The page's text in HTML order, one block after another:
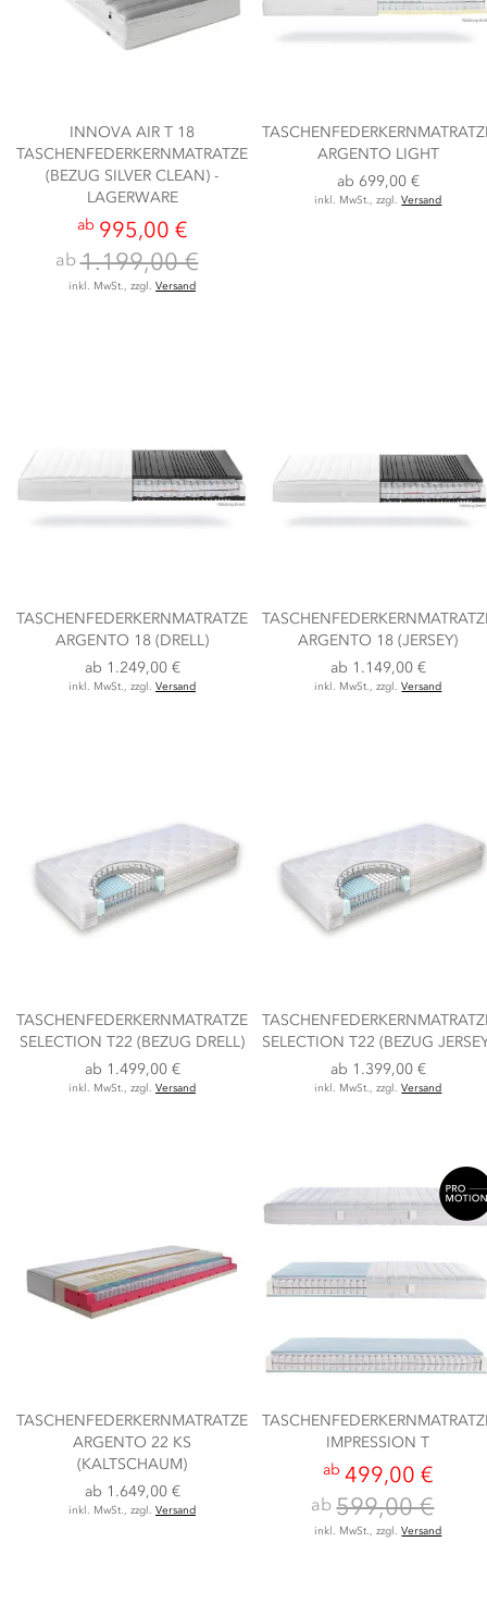
INNOVA AIR T 18
TASCHENFEDERKERNMATRATZE
(BEZUG SILVER CLEAN) -
LAGERWARE
ab 995,00 €
ab1.199,00 €
inkl. MwSt., zzgl. Versand
ARGENTO LIGHT
ab 699,00 €
inkl. MwSt., zzgl.Versand
TASCHENFEDERKERNMATRATZE
ARGENTO 18 (DRELL)
ab 1.249,00 €
inkl. MwSt., zzgl. Versand
ARGENTO 18 (JERSEY)
ab 1.149,00 €
inkl. MwSt., zzgl.Versand
TASCHENFEDERKERNMATRATZE
SELECTION T22 (BEZUG DRELL)
ab 1.499,00 €
inkl. MwSt., zzgl. Versand
SELECTION T22 (BEZUG
ab 1.399,00 €
inkl. MwSt., zzgl.Versand
TASCHENFEDERKERNMATRATZE
ARGENTO 22 KS
(KALTSCHAUM)
ab 1.649,00 €
inkl. MwSt., zzgl. Versand
IMPRESSION T
ab 499,00 €
ab599,00 €
inkl. MwSt., zzgl.Versand